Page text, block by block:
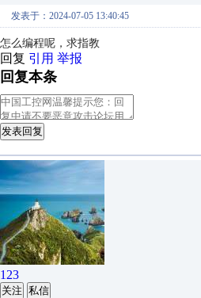
发表于：2024-07-05 13:40:45
怎么编程呢，求指教
回复 引用 举报
回复本条
发表回复
123
关注 私信